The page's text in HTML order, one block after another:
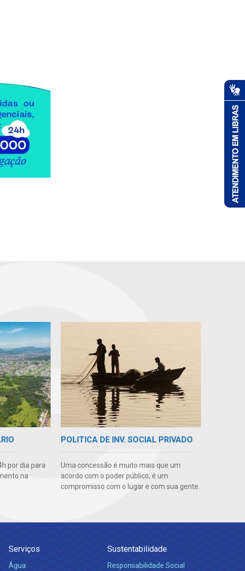
por dia para
na
POLITICA DE INV. SOCIAL PRIVADO
Uma concessão é muito mais que um
acordo com o poder público, é um
compromisso com o lugar e com sua gente.
Serviços
Água
Sustentabilidade
Responsabilidade Social